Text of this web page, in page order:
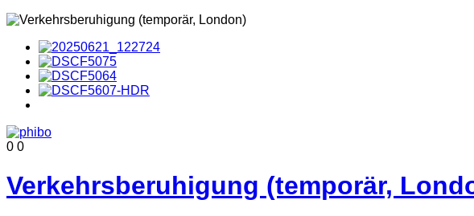
0 0
Verkehrsberuhigung (temporär,